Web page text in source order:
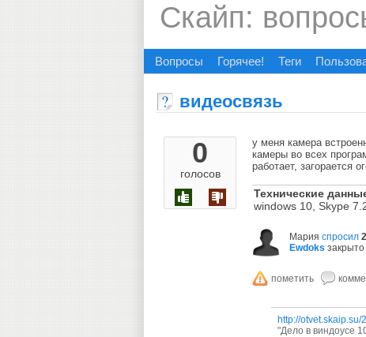
Скайп:
Вопросы Горячее! Теги
видеосвязь
0
голосов
у меня камера
камеры во всех
работает, загорается
Технические
windows 10, Skype
Мария спросил
Ewdoks закрыто
http://otvet.skaip.su/
"Дело в виндоусе